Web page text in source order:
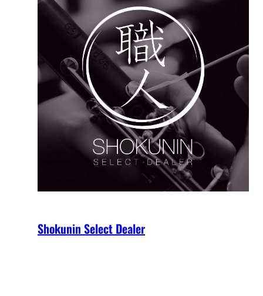
Shokunin Select Dealer